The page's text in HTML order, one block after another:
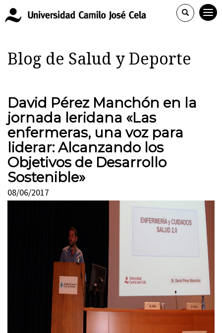
Blog de Salud y Deporte
David Pérez Manchón en la
jornada leridana «Las
enfermeras, una voz para
liderar: Alcanzando los
Objetivos de Desarrollo
Sostenible»
08/06/2017